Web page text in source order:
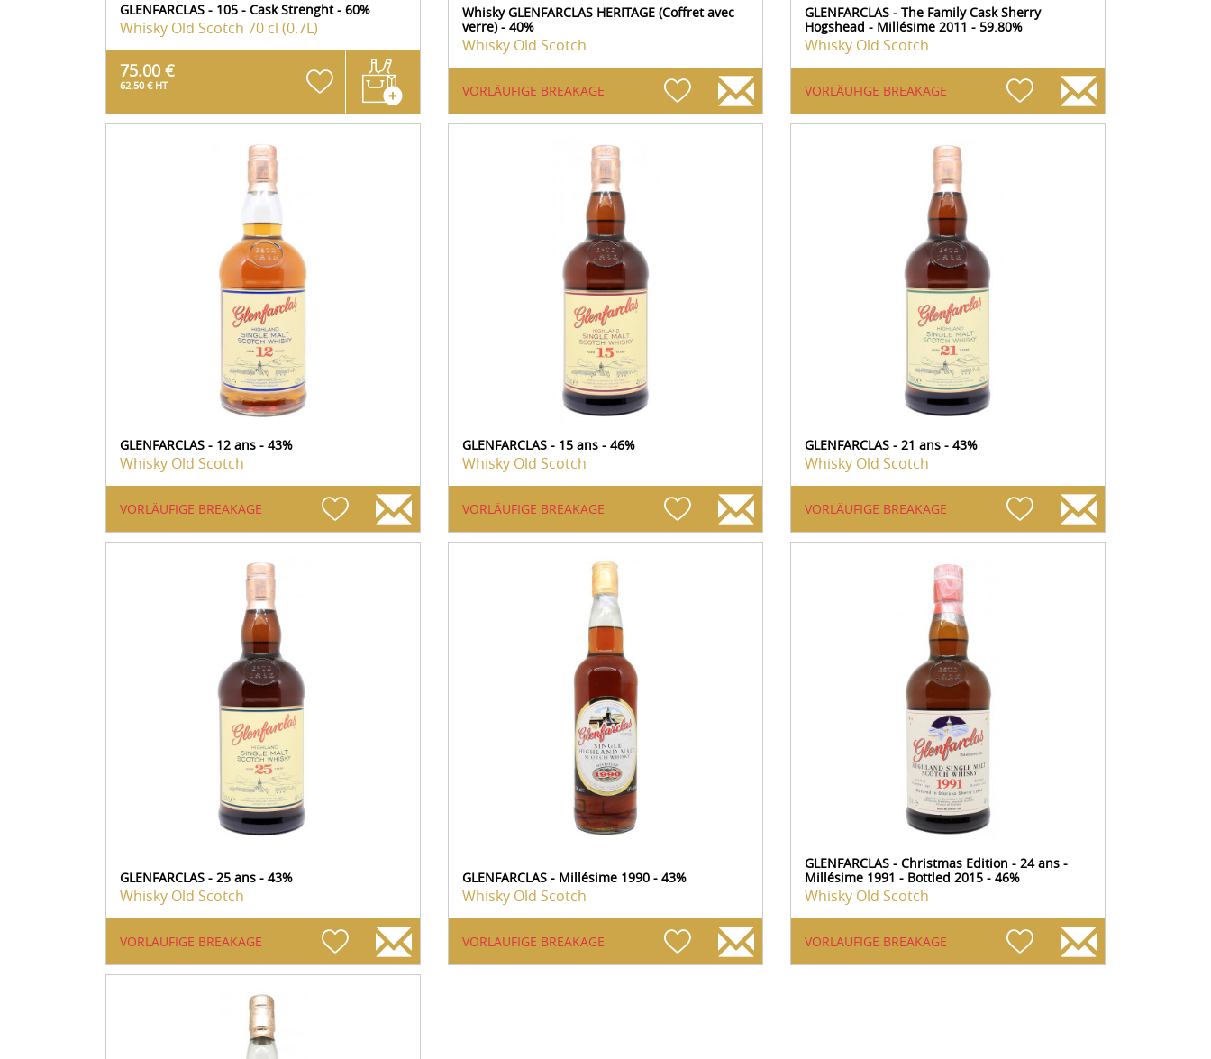
GLENFARCLAS - 105 - Cask Strenght - 60%
Whisky Old Scotch 70 cl (0.7L)
75.00 €
62.50 € HT
Whisky GLENFARCLAS HERITAGE (Coffret avec
verre) - 40%
Whisky Old Scotch
VORLÄUFIGE BREAKAGE
GLENFARCLAS - The Family Cask Sherry
Hogshead - Millésime 2011 - 59.80%
Whisky Old Scotch
VORLÄUFIGE BREAKAGE
GLENFARCLAS - 12 ans - 43%
Whisky Old Scotch
VORLÄUFIGE BREAKAGE
GLENFARCLAS - 15 ans - 46%
Whisky Old Scotch
VORLÄUFIGE BREAKAGE
GLENFARCLAS - 21 ans - 43%
Whisky Old Scotch
VORLÄUFIGE BREAKAGE
GLENFARCLAS - 25 ans - 43%
Whisky Old Scotch
VORLÄUFIGE BREAKAGE
GLENFARCLAS - Millésime 1990 - 43%
Whisky Old Scotch
VORLÄUFIGE BREAKAGE
GLENFARCLAS - Christmas Edition - 24 ans -
Millésime 1991 - Bottled 2015 - 46%
Whisky Old Scotch
VORLÄUFIGE BREAKAGE